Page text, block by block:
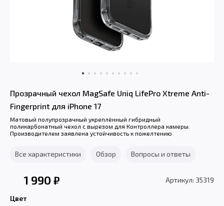
Прозрачный чехол MagSafe Uniq LifePro Xtreme Anti-
Fingerprint для iPhone 17
Матовый полупрозрачный укреплённый гибридный
поликарбонатный чехол с вырезом для Контроллера камеры.
Производителем заявлена устойчивость к пожелтению
Все характеристики Обзор Вопросы и ответы
1 990 ₽ Артикул: 35319
Цвет